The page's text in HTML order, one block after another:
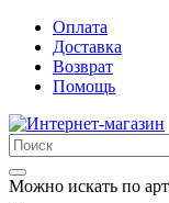
Оплата
Доставка
Возврат
Помощь
Можно искать по